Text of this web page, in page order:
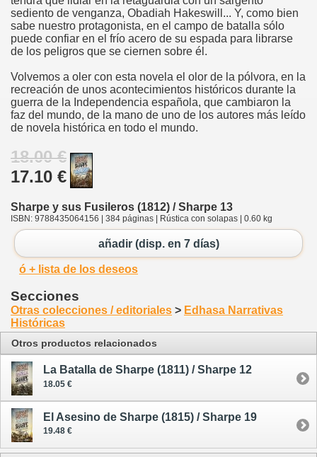
sediento de venganza, Obadiah Hakeswill... Y, como bien
sabe nuestro protagonista, en el campo de batalla sólo
puede confiar en el frío acero de su espada para librarse
de los peligros que se ciernen sobre él.
Volvemos a oler con esta novela el olor de la pólvora, en la
recreación de unos acontecimientos históricos durante la
guerra de la Independencia española, que cambiaron la
faz del mundo, de la mano de uno de los autores más leído
de novela histórica en todo el mundo.
18.00 €
17.10 €
Sharpe y sus Fusileros (1812) / Sharpe 13
ISBN: 9788435064156 | 384 páginas | Rústica con solapas | 0.60 kg
añadir (disp. en 7 días)
ó + lista de los deseos
Secciones
Otras colecciones / editoriales > Edhasa Narrativas
Históricas
Otros productos relacionados
La Batalla de Sharpe (1811) / Sharpe 12
18.05 €
El Asesino de Sharpe (1815) / Sharpe 19
19.48 €